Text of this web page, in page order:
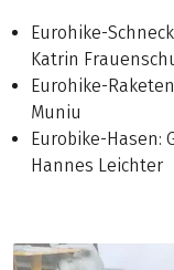
Eurohike-
Katrin
Eurohike-
Muniu
Eurobike-Hasen:
Hannes Leichter